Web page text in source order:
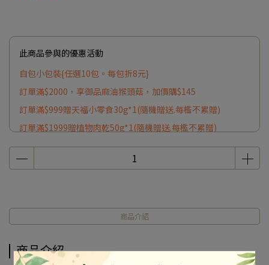
此商品參與的優惠活動
自包小包裝{任選10包。每包折8元}
訂單滿$2000，享御品麻油猴頭菇，加價購$145
訂單滿$999贈天福小零食30g*1(隨機贈送.每檻不累贈)
訂單滿$1999贈植物肉乾50g*1(隨機贈送.每檻不累贈)
商品介紹
商品介紹